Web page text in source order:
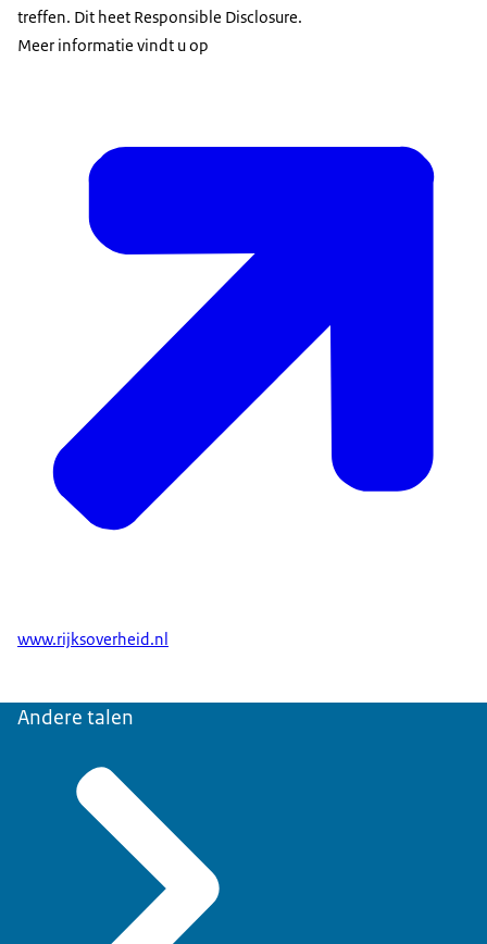
treffen. Dit heet Responsible Disclosure.
Meer informatie vindt u op
www.rijksoverheid.nl
Andere talen